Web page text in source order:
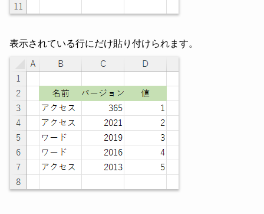
表示されている行にだけ貼り付けられます。